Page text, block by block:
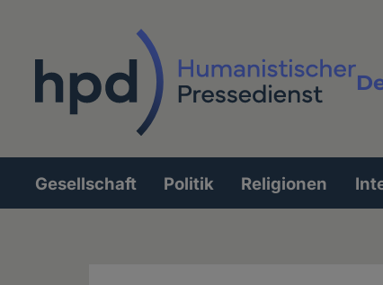
Hauptnavigation
Gesellschaft Politik Religionen